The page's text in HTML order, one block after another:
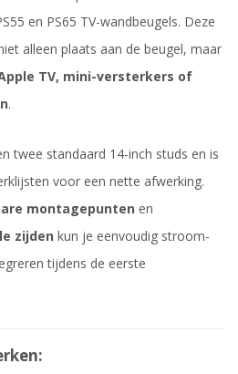
en PS65 TV-wandbeugels. Deze
alleen plaats aan de beugel, maar
TV, mini-versterkers of
.
twee standaard 14-inch studs en is
voor een nette afwerking.
montagepunten en
zijden kun je eenvoudig stroom-
tijdens de eerste